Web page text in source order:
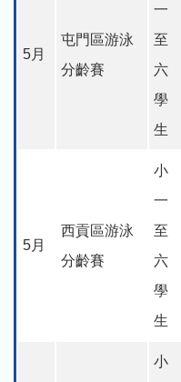
5月
屯門區游泳
分齡賽
一
至
六
學
生
5月
西貢區游泳
分齡賽
小
一
至
六
學
生
小